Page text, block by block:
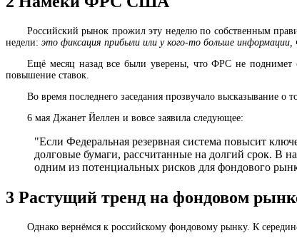
Российский рынок прожил эту неделю по собственным
недели: это фиксация прибыли или у кого-то больше информации,
Ещё месяц назад все были уверены, что ФРС не поднимет
повышение ставок.
Во время последнего заседания прозвучало высказывание
6 мая Джанет Йеллен и вовсе заявила следующее:
"Если Федеральная резервная система повысит
долговые бумаги, рассчитанные на долгий срок. В
одним из потенциальных рисков для фондового
3 Растущий тренд на фондовом
Однако вернёмся к российскому фондовому рынку. К